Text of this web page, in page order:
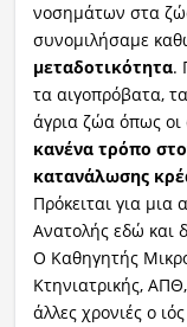
νοσημάτων στα
συνομιλήσαμε
μεταδοτικότητα.
τα αιγοπρόβατα,
άγρια ζώα όπως οι
κανένα τρόπο
κατανάλωσης
Πρόκειται για μια
Ανατολής εδώ και
Ο Καθηγητής
Κτηνιατρικής,
άλλες χρονιές ο